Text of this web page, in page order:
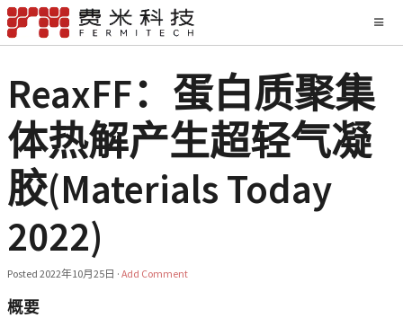
ReaxFF：蛋白质聚集
体热解产生超轻气凝
胶(Materials Today
2022)
Posted 2022年10月25日 · Add Comment
概要